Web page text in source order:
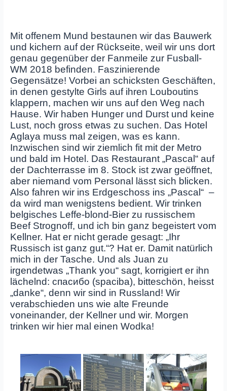
Mit offenem Mund bestaunen wir das Bauwerk
und kichern auf der Rückseite, weil wir uns dort
genau gegenüber der Fanmeile zur Fusball-
WM 2018 befinden. Faszinierende
Gegensätze! Vorbei an schicksten Geschäften,
in denen gestylte Girls auf ihren Louboutins
klappern, machen wir uns auf den Weg nach
Hause. Wir haben Hunger und Durst und keine
Lust, noch gross etwas zu suchen. Das Hotel
Aglaya muss mal zeigen, was es kann.
Inzwischen sind wir ziemlich fit mit der Metro
und bald im Hotel. Das Restaurant „Pascal“ auf
der Dachterrasse im 8. Stock ist zwar geöffnet,
aber niemand vom Personal lässt sich blicken.
Also fahren wir ins Erdgeschoss ins „Pascal“ –
da wird man wenigstens bedient. Wir trinken
belgisches Leffe-blond-Bier zu russischem
Beef Strognoff, und ich bin ganz begeistert vom
Kellner. Hat er nicht gerade gesagt: „Ihr
Russisch ist ganz gut.“? Hat er. Damit natürlich
mich in der Tasche. Und als Juan zu
irgendetwas „Thank you“ sagt, korrigiert er ihn
lächelnd: спасибо (spaciba), bitteschön, heisst
„danke“, denn wir sind in Russland! Wir
verabschieden uns wie alte Freunde
voneinander, der Kellner und wir. Morgen
trinken wir hier mal einen Wodka!